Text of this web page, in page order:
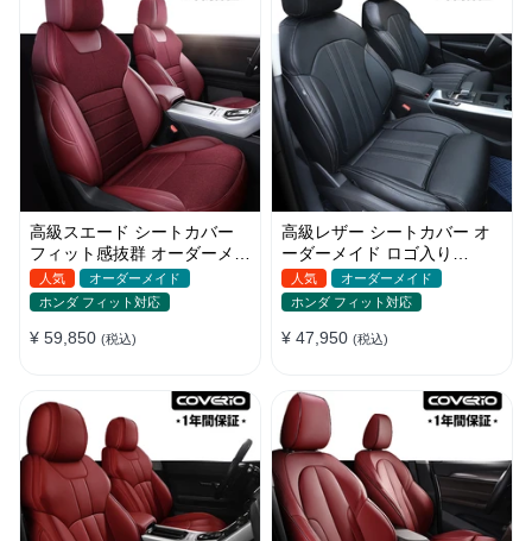
高級スエード シートカバー
フィット感抜群 オーダーメイ
ド 耐久性 オシャレ 全席セッ
ト
人気
オーダーメイド
ホンダ フィット対応
¥ 59,850 (税込)
高級レザー シートカバー オ
ーダーメイド ロゴ入り
JUSTFIT保証 耐摩耗性 全席
セット
人気
オーダーメイド
ホンダ フィット対応
¥ 47,950 (税込)